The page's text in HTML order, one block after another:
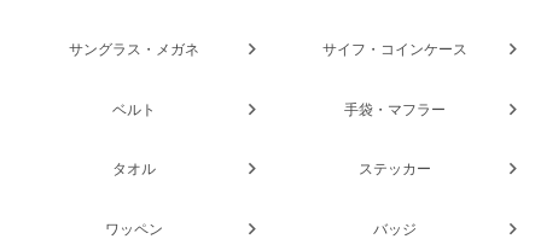
サングラス・メガネ サイフ・コインケース
ベルト 手袋・マフラー
タオル ステッカー
ワッペン バッジ